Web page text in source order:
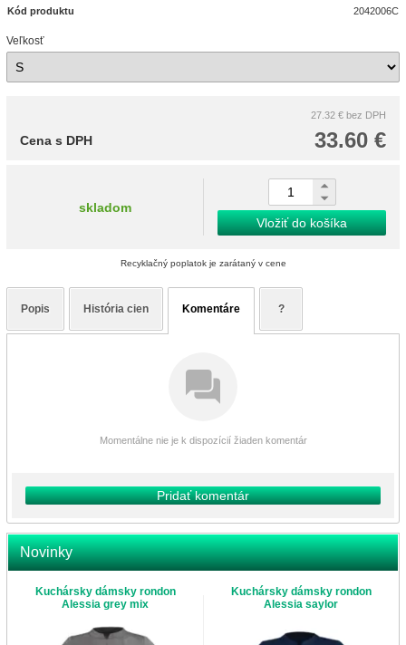
Kód produktu 2042006C
Veľkosť
27.32 € bez DPH
33.60 €
Cena s DPH
skladom
Vložiť do košíka
Recyklačný poplatok je zarátaný v cene
Popis História cien Komentáre ?
Momentálne nie je k dispozícií žiaden komentár
Pridať komentár
Novinky
Kuchársky dámsky rondon
Alessia grey mix
Kuchársky dámsky rondon
Alessia saylor